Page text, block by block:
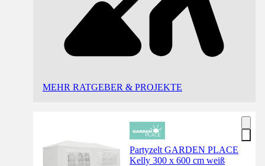
MEHR RATGEBER & PROJEKTE
Partyzelt GARDEN PLACE
Kelly 300 x 600 cm weiß